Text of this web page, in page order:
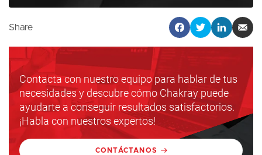
Share
Contacta con nuestro equipo para hablar de tus
necesidades y descubre cómo Chakray puede
ayudarte a conseguir resultados satisfactorios.
¡Habla con nuestros expertos!
CONTÁCTANOS